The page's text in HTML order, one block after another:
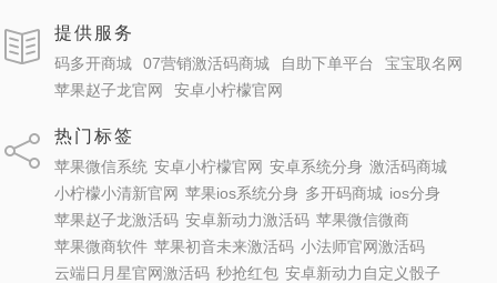
提供服务
码多开商城 07营销激活码商城 自助下单平台
宝宝取名网
苹果赵子龙官网
安卓小柠檬官网
热门标签
苹果微信系统 安卓小柠檬官网 安卓系统分身 激活码商城
小柠檬小清新官网 苹果ios系统分身 多开码商城 ios分身
苹果赵子龙激活码 安卓新动力激活码 苹果微信微商
苹果微商软件 苹果初音未来激活码 小法师官网激活码
云端日月星官网激活码 秒抢红包 安卓新动力自定义骰子